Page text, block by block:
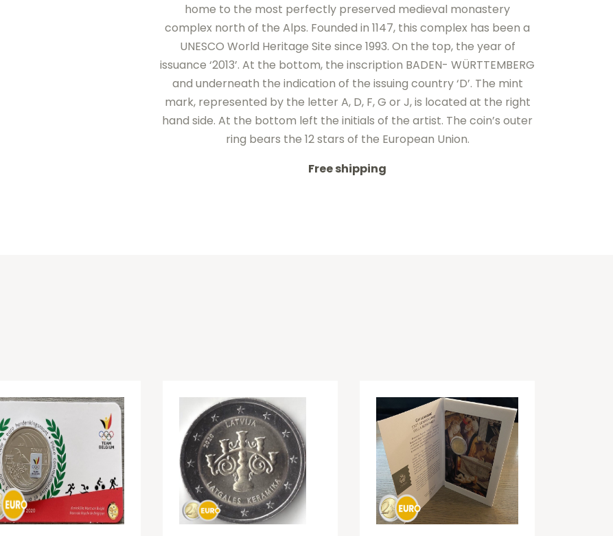
home to the most perfectly preserved medieval monastery
complex north of the Alps. Founded in 1147, this complex has been a
UNESCO World Heritage Site since 1993. On the top, the year of
issuance ‘2013’. At the bottom, the inscription BADEN- WÜRTTEMBERG
and underneath the indication of the issuing country ‘D’. The mint
mark, represented by the letter A, D, F, G or J, is located at the right
hand side. At the bottom left the initials of the artist. The coin’s outer
ring bears the 12 stars of the European Union.
Free shipping